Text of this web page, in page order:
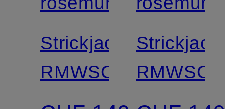
Strickjacke
RMWSOFIA